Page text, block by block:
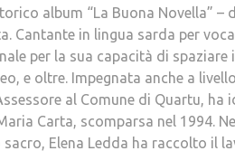
album “La Buona Novella” –
Cantante in lingua sarda per
per la sua capacità di
e oltre. Impegnata anche a
al Comune di Quartu,
Carta, scomparsa nel 1994.
Elena Ledda ha raccolto il